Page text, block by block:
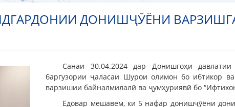
ДОНИШҶӮЁНИ
Санаи 30.04.2024 дар Донишгоҳи
баргузории ҷаласаи Шурои олимон бо ибтикор
варзишии байналмилалӣ ва ҷумҳуриявӣ бо
Ёдовар мешавем, ки 5 нафар донишҷӯёни